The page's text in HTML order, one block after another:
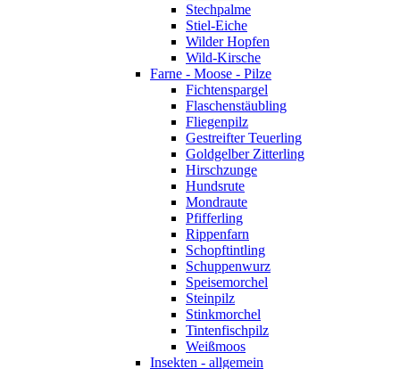
Stechpalme
Stiel-Eiche
Wilder Hopfen
Wild-Kirsche
Farne - Moose - Pilze
Fichtenspargel
Flaschenstäubling
Fliegenpilz
Gestreifter Teuerling
Goldgelber Zitterling
Hirschzunge
Hundsrute
Mondraute
Pfifferling
Rippenfarn
Schopftintling
Schuppenwurz
Speisemorchel
Steinpilz
Stinkmorchel
Tintenfischpilz
Weißmoos
Insekten - allgemein